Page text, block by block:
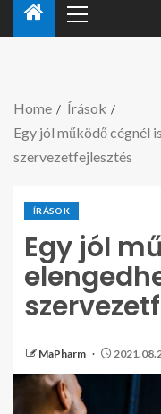
Home
Írások
Egy jól működő cégnél
szervezetfejlesztés
ÍRÁSOK
Egy jól
MaPharm